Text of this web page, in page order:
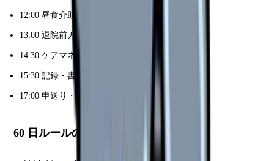
12:00 昼食介助
13:00 退院前カンファレンス
14:30 ケアマネ・訪問看護連絡
15:30 記録・書類作成
17:00 申送り・退勤
60 日ルールの意味